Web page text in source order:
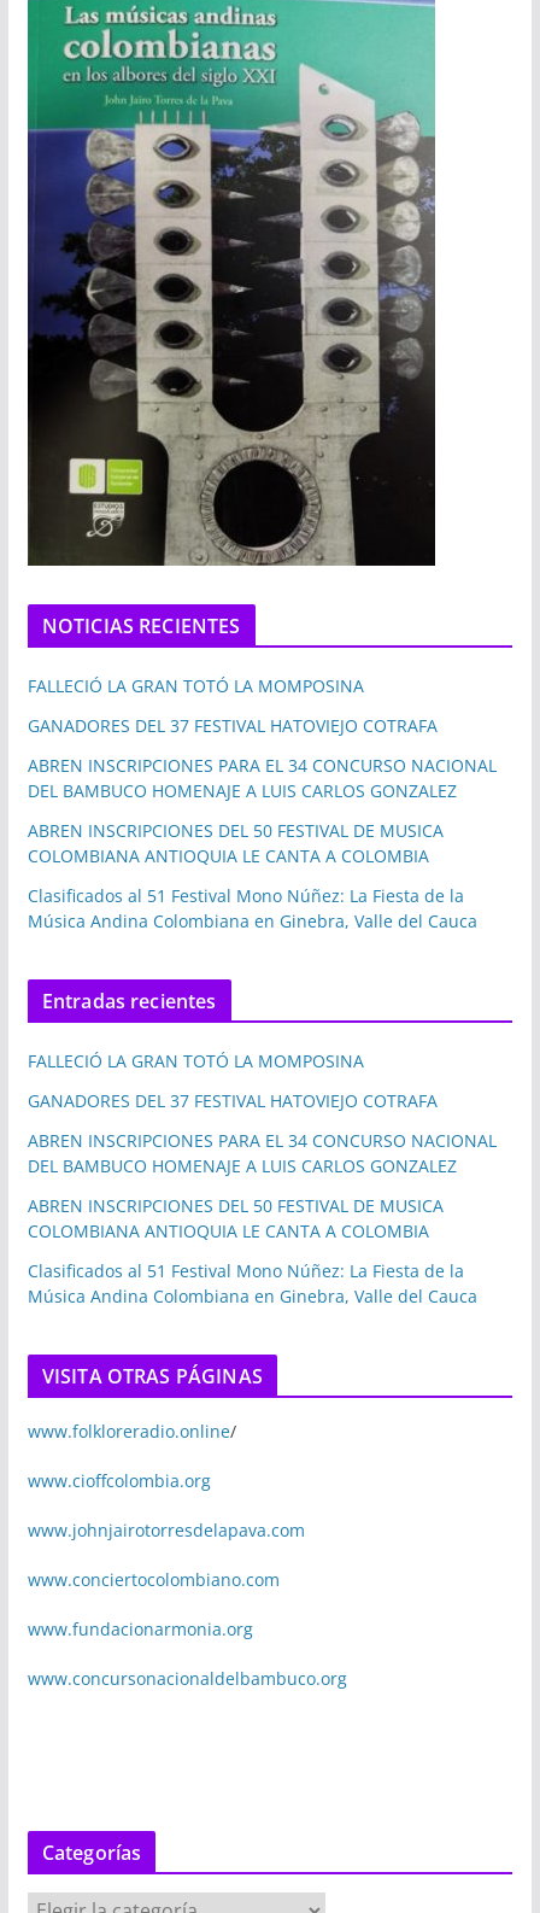
NOTICIAS RECIENTES
FALLECIÓ LA GRAN TOTÓ LA MOMPOSINA
GANADORES DEL 37 FESTIVAL HATOVIEJO COTRAFA
ABREN INSCRIPCIONES PARA EL 34 CONCURSO NACIONAL
DEL BAMBUCO HOMENAJE A LUIS CARLOS GONZALEZ
ABREN INSCRIPCIONES DEL 50 FESTIVAL DE MUSICA
COLOMBIANA ANTIOQUIA LE CANTA A COLOMBIA
Clasificados al 51 Festival Mono Núñez: La Fiesta de la
Música Andina Colombiana en Ginebra, Valle del Cauca
Entradas recientes
FALLECIÓ LA GRAN TOTÓ LA MOMPOSINA
GANADORES DEL 37 FESTIVAL HATOVIEJO COTRAFA
ABREN INSCRIPCIONES PARA EL 34 CONCURSO NACIONAL
DEL BAMBUCO HOMENAJE A LUIS CARLOS GONZALEZ
ABREN INSCRIPCIONES DEL 50 FESTIVAL DE MUSICA
COLOMBIANA ANTIOQUIA LE CANTA A COLOMBIA
Clasificados al 51 Festival Mono Núñez: La Fiesta de la
Música Andina Colombiana en Ginebra, Valle del Cauca
VISITA OTRAS PÁGINAS
www.folkloreradio.online/
www.cioffcolombia.org
www.johnjairotorresdelapava.com
www.conciertocolombiano.com
www.fundacionarmonia.org
www.concursonacionaldelbambuco.org
Categorías